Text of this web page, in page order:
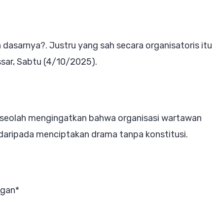
Justru yang sah secara organisatoris itu
Sabtu (4/10/2025).
mengingatkan bahwa organisasi wartawan
menciptakan drama tanpa konstitusi.